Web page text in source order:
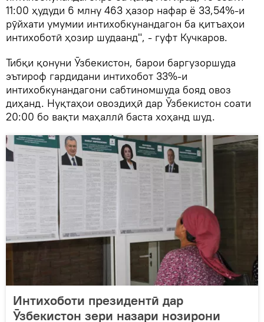
11:00 ҳудуди 6 млну 463 ҳазор нафар ё 33,54%-и
рӯйхати умумии интихобкунандагон ба қитъаҳои
интихоботӣ ҳозир шудаанд", - гуфт Кучкаров.
Тибқи қонуни Ӯзбекистон, барои баргузоршуда
эътироф гардидани интихобот 33%-и
интихобкунандагони сабтиномшуда бояд овоз
диҳанд. Нуқтаҳои овоздиҳӣ дар Ӯзбекистон соати
20:00 бо вақти маҳаллӣ баста хоҳанд шуд.
Интихоботи президентӣ дар
Ӯзбекистон зери назари нозирони